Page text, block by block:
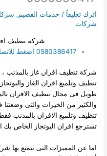
اترك تعليقاً / خدمات القصيم,
شركات
شركة تنظيف
0580386417 اضغط للاتصال
شركة تنظيف افران غاز بالمذنب
تنظيف وتلميع افران الغاز
طويل فى مجال تنظيف الافران
والكثير من الخيرات والتى
تنظيف وتلميع الافران بالمذنب فقط
تسترجع افران البوتجاز الخاص بك
اما عن المميزات التى تتمتع بها